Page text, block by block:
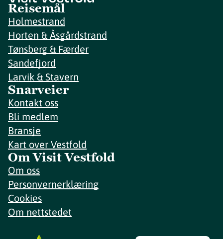
Reisemål
Holmestrand
Horten & Åsgårdstrand
Tønsberg & Færder
Sandefjord
Larvik & Stavern
Snarveier
Kontakt oss
Bli medlem
Bransje
Kart over Vestfold
Om Visit Vestfold
Om oss
Personvernerklæring
Cookies
Om nettstedet